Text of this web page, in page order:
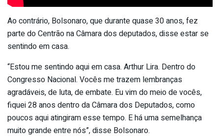
Ao contrário, Bolsonaro, que durante quase 30 anos, fez
parte do Centrão na Câmara dos deputados, disse estar se
sentindo em casa.
“Estou me sentindo aqui em casa. Arthur Lira. Dentro do
Congresso Nacional. Vocês me trazem lembranças
agradáveis, de luta, de embate. Eu vim do meio de vocês,
fiquei 28 anos dentro da Câmara dos Deputados, como
poucos aqui atingiram esse tempo. E há uma semelhança
muito grande entre nós”, disse Bolsonaro.